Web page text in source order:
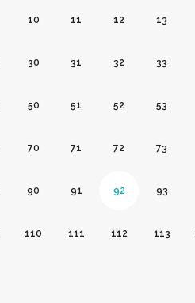
10 11 12 13
30 31 32 33
50 51 52 53
70 71 72 73
90 91 92 93
110 111 112 113